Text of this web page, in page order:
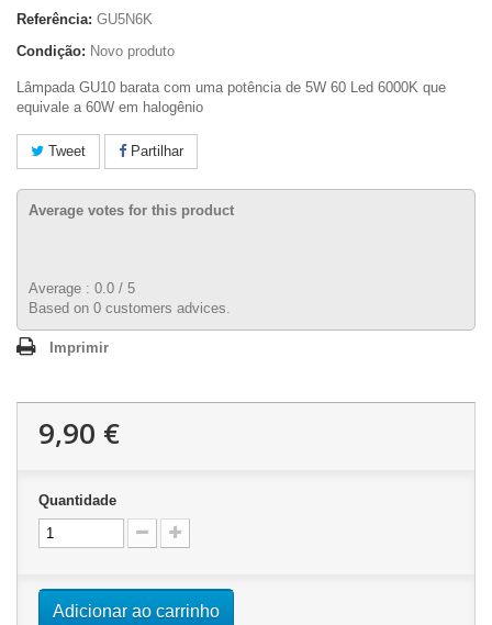
Referência: GU5N6K
Condição: Novo produto
Lâmpada GU10 barata com uma potência de 5W 60 Led 6000K que
equivale a 60W em halogênio
Tweet Partilhar
Average votes for this product
Average : 0.0 / 5
Based on 0 customers advices.
Imprimir
9,90 €
Quantidade
Adicionar ao carrinho